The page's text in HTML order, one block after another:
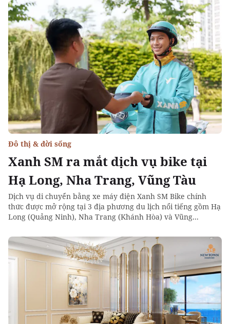
Xanh SM ra mắt dịch vụ bike tại
Hạ Long, Nha Trang, Vũng Tàu
Đô thị & đời sống
Dịch vụ di chuyển bằng xe máy điện Xanh SM Bike chính
thức được mở rộng tại 3 địa phương du lịch nổi tiếng gồm Hạ
Long (Quảng Ninh), Nha Trang (Khánh Hòa) và Vũng...